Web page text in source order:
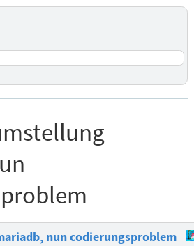
nun codierungsproblem